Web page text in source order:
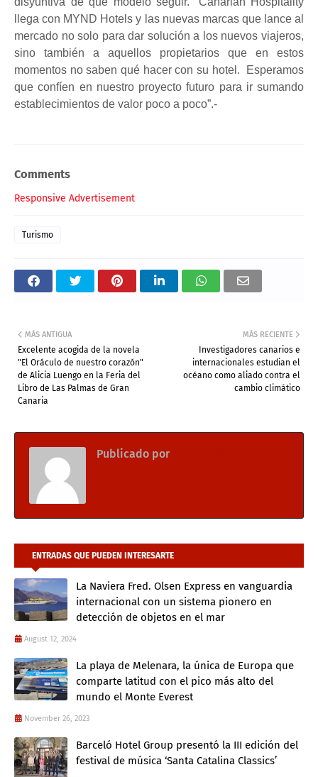
llega con MYND Hotels y las nuevas marcas que lance al
mercado no solo para dar solución a los nuevos viajeros,
sino también a aquellos propietarios que en estos
momentos no saben qué hacer con su hotel. Esperamos
que confíen en nuestro proyecto futuro para ir sumando
establecimientos de valor poco a poco”.-
Comments
Responsive Advertisement
Turismo
MÁS RECIENTE
Investigadores canarios e
internacionales estudian el
océano como aliado contra el
cambio climático
MÁS ANTIGUA
Excelente acogida de la novela
"El Oráculo de nuestro corazón"
de Alicia Luengo en la Feria del
Libro de Las Palmas de Gran
Canaria
Publicado por
ENTRADAS QUE PUEDEN INTERESARTE
La Naviera Fred. Olsen Express en vanguardia
internacional con un sistema pionero en
detección de objetos en el mar
August 12, 2024
La playa de Melenara, la única de Europa que
comparte latitud con el pico más alto del
mundo el Monte Everest
November 26, 2023
Barceló Hotel Group presentó la III edición del
festival de música ‘Santa Catalina Classics’